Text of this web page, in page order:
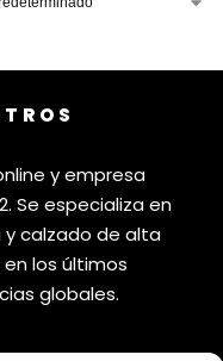
y empresa
Se especializa en
calzado de alta
los últimos
globales.